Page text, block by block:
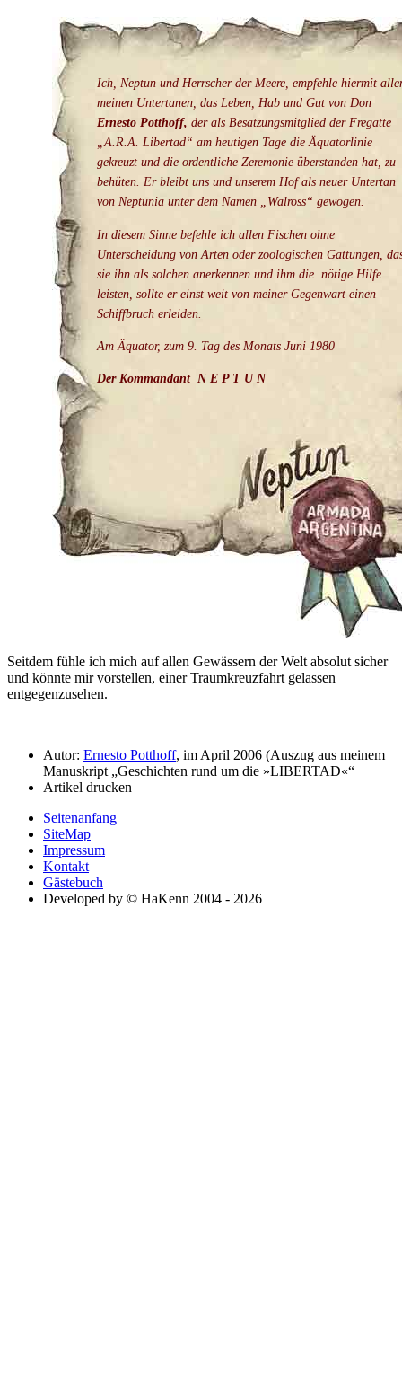
Ich, Neptun und Herrscher der Meere, empfehle hiermit
meinen Untertanen, das Leben, Hab und Gut von Don
Ernesto Potthoff, der als Besatzungsmitglied der Fregatte
A.R.A. Libertad
am heutigen Tage die Äquatorlinie
gekreuzt und die ordentliche Zeremonie überstanden hat, zu
behüten. Er bleibt uns und unserem Hof als neuer Untertan
von Neptunia unter dem Namen
Walross gewogen.
In diesem Sinne befehle ich allen Fischen ohne
Unterscheidung von Arten oder zoologischen Gattungen,
sie ihn als solchen anerkennen und ihm die nötige Hilfe
leisten, sollte er einst weit von meiner Gegenwart einen
Schiffbruch erleiden.
Am Äquator, zum 9. Tag des Monats Juni 1980
Der Kommandant N E P T U N
Seitdem fühle ich mich auf allen Gewässern der Welt absolut sicher
und könnte mir vorstellen, einer Traumkreuzfahrt gelassen
entgegenzusehen.
Autor: Ernesto Potthoff, im April 2006 (Auszug aus meinem
Manuskript
Geschichten rund um die »LIBERTAD«
Artikel drucken
Seitenanfang
SiteMap
Impressum
Kontakt
Gästebuch
Developed by © HaKenn 2004 - 2026